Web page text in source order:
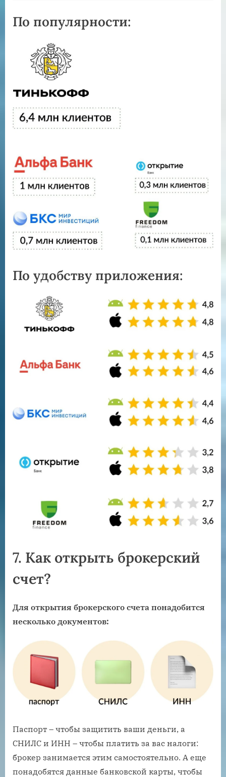
По популярности:
По удобству приложения:
7. Как открыть брокерский
счет?
Для открытия брокерского счета понадобится
несколько документов:
Паспорт – чтобы защитить ваши деньги, а
СНИЛС и ИНН – чтобы платить за вас налоги:
брокер занимается этим самостоятельно. А еще
понадобятся данные банковской карты, чтобы